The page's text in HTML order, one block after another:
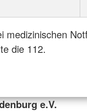
medizinischen
die 112.
e.V.